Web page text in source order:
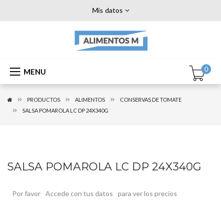
Mis datos
MENU 0
PRODUCTOS ALIMENTOS
CONSERVAS DE TOMATE
SALSA POMAROLA LC DP 24X340G
SALSA POMAROLA LC DP 24X340G
Por favor Accede con tus datos para ver los precios